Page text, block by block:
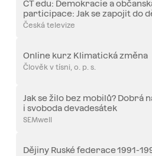
ČT edu: Demokracie a
participace: Jak se zapojit do
nás?
Česká televize
Online kurz Klimatická změna
Člověk v tísni, o. p. s.
Jak se žilo bez mobilů? Dobrá
i svoboda devadesátek
SEMwell
Dějiny Ruské federace 1991-